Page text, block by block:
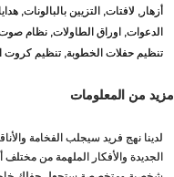
أزهار, لافتات, التزيين بالبالونات,
الدعوات, اوراق الطاولات, نظام صوت
تنظيم حفلات الخطوبة, تنظيم كروت
مزيد من المعلومات
لدينا نهج فريد سيجلب الفخامة
الجديدة والأفكار الملهمة من